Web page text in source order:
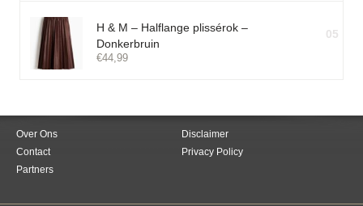
H & M – Halflange plissérok –
Donkerbruin
€44,99
05
Over Ons
Disclaimer
Contact
Privacy Policy
Partners